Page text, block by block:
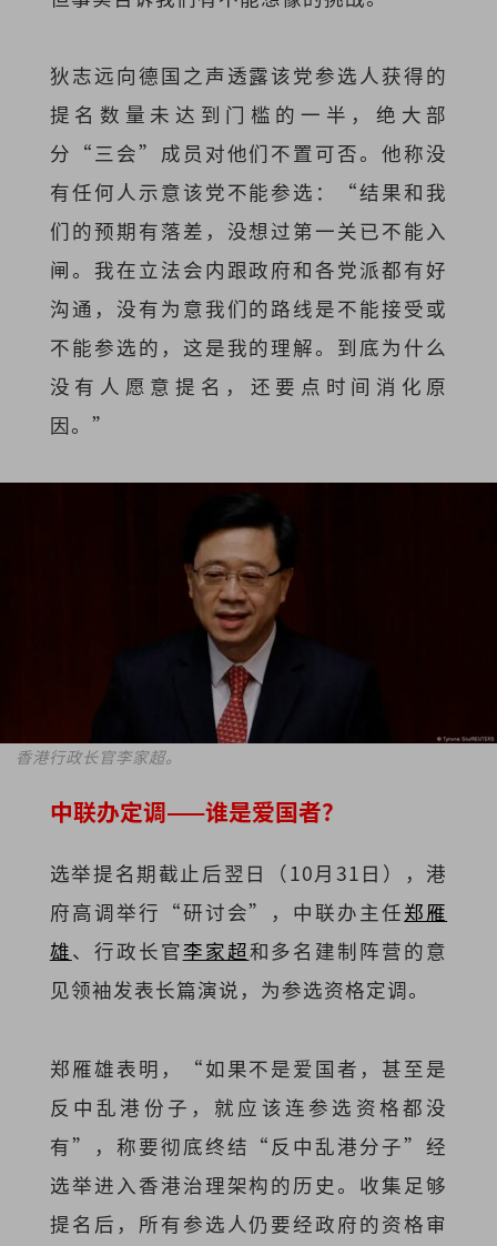
狄志远向德国之声透露该党参选人获得的
提名数量未达到门槛的一半，绝大部
分“三会”成员对他们不置可否。他称没
有任何人示意该党不能参选：“结果和我
们的预期有落差，没想过第一关已不能入
闸。我在立法会内跟政府和各党派都有好
沟通，没有为意我们的路线是不能接受或
不能参选的，这是我的理解。到底为什么
没有人愿意提名，还要点时间消化原
因。”
香港行政长官李家超。
中联办定调——谁是爱国者？
选举提名期截止后翌日（10月31日），港
府高调举行“研讨会”，中联办主任郑雁
雄、行政长官李家超和多名建制阵营的意
见领袖发表长篇演说，为参选资格定调。
郑雁雄表明，“如果不是爱国者，甚至是
反中乱港份子，就应该连参选资格都没
有”，称要彻底终结“反中乱港分子”经
选举进入香港治理架构的历史。收集足够
提名后，所有参选人仍要经政府的资格审